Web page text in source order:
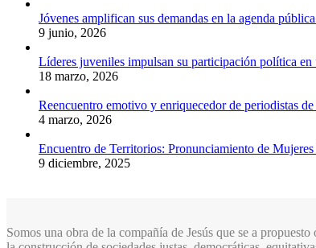
Jóvenes amplifican sus demandas en la agenda
9 junio, 2026
Líderes juveniles impulsan su participación política en
18 marzo, 2026
Reencuentro emotivo y enriquecedor de periodistas
4 marzo, 2026
Encuentro de Territorios: Pronunciamiento de
9 diciembre, 2025
Somos una obra de la compañía de Jesús que se a